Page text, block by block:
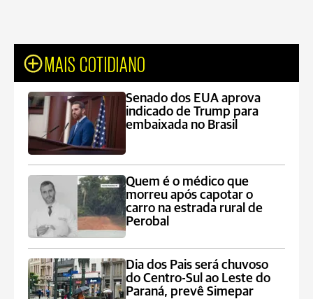
MAIS COTIDIANO
Senado dos EUA aprova
indicado de Trump para
embaixada no Brasil
Quem é o médico que
morreu após capotar o
carro na estrada rural de
Perobal
Dia dos Pais será chuvoso
do Centro-Sul ao Leste do
Paraná, prevê Simepar